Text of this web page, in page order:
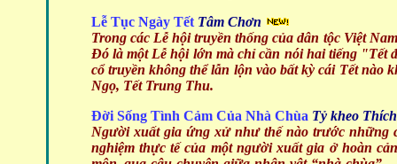
Lễ Tục Ngày Tết Tâm Chơn
Trong các Lễ hội truyền thống của dân tộc Việt
Đó là một Lễ hội lớn mà chỉ cần nói hai tiếng "Tết
cổ truyền không thể lẫn lộn vào bất kỳ cái Tết
Ngọ, Tết Trung Thu.
Đời Sống Tình Cảm Của Nhà Chùa Tỷ kheo
Người xuất gia ứng xử như thế nào trước những
nghiệm thực tế của một người xuất gia ở hoàn